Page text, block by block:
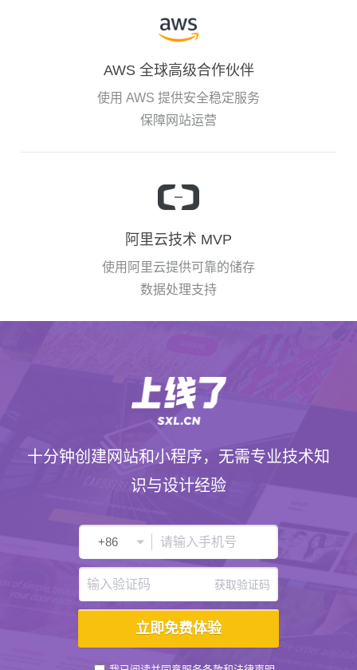
AWS 全球高级合作伙伴
使用 AWS 提供安全稳定服务
保障网站运营
阿里云技术 MVP
使用阿里云提供可靠的储存
数据处理支持
十分钟创建网站和小程序，无需专业技术知
识与设计经验
获取验证码